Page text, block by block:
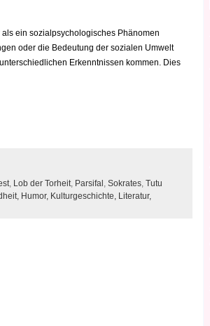
ein sozialpsychologisches Phänomen
oder die Bedeutung der sozialen Umwelt
Erkenntnissen kommen. Dies
Lob der Torheit Parsifal Sokrates Tutu
Humor, Kulturgeschichte, Literatur,